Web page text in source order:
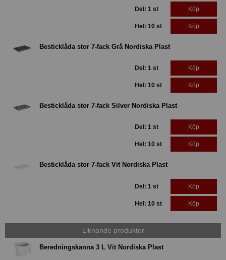
Del: 1 st Köp
Hel: 10 st Köp
Besticklåda stor 7-fack Grå Nordiska Plast
Del: 1 st Köp
Hel: 10 st Köp
Besticklåda stor 7-fack Silver Nordiska Plast
Del: 1 st Köp
Hel: 10 st Köp
Besticklåda stor 7-fack Vit Nordiska Plast
Del: 1 st Köp
Hel: 10 st Köp
Liknande produkter
Beredningskanna 3 L Vit Nordiska Plast